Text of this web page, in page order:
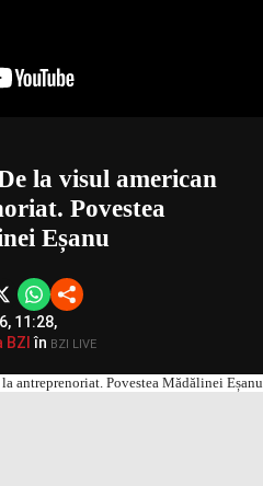
la visul american
Povestea
Eșanu
11:28,
în BZI LIVE